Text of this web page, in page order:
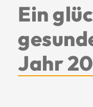
Ein
Jahr